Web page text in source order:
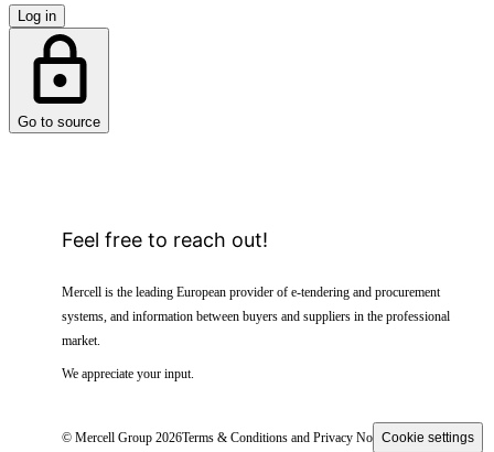
Log in
Go to source
Feel free to reach out!
Mercell is the leading European provider of e-tendering and procurement
systems, and information between buyers and suppliers in the professional
market.
We appreciate your input.
© Mercell Group 2026Terms & Conditions and Privacy NoticeCookie settings